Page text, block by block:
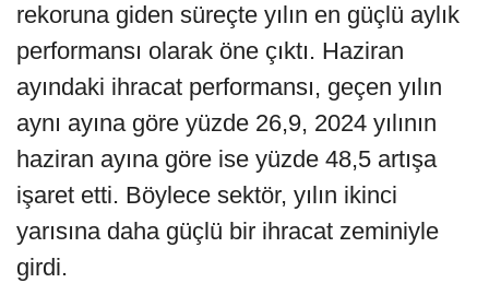
rekoruna giden süreçte yılın en güçlü aylık
performansı olarak öne çıktı. Haziran
ayındaki ihracat performansı, geçen yılın
aynı ayına göre yüzde 26,9, 2024 yılının
haziran ayına göre ise yüzde 48,5 artışa
işaret etti. Böylece sektör, yılın ikinci
yarısına daha güçlü bir ihracat zeminiyle
girdi.